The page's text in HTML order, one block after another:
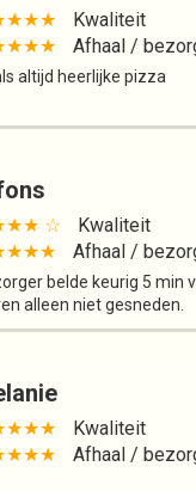
Kwaliteit
Afhaal /
altijd heerlijke pizza
☆
Kwaliteit
Afhaal /
belde keurig 5 min
alleen niet gesneden.
Kwaliteit
Afhaal /